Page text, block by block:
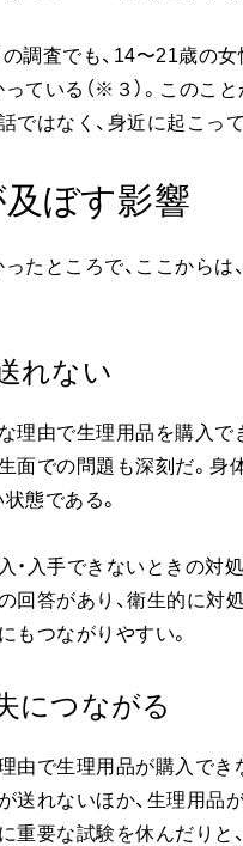
調査でも、14〜21歳の
ている（※３）。このこ
ではなく、身近に起こっ
ぼす影響
たところで、ここから
れない
理由で生理用品を購入
面での問題も深刻だ。
態である。
・入手できないときの対
回答があり、衛生的に対
もつながりやすい。
につながる
由で生理用品が購入で
送れないほか、生理用
重要な試験を休んだりと